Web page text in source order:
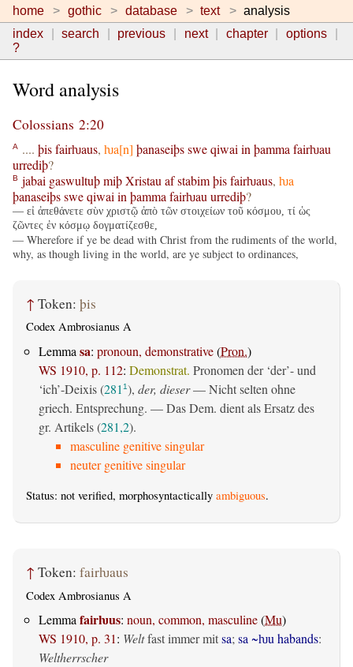
home gothic database text
analysis
index
search previous next chapter
options
?
Word analysis
Colossians 2:20
A .... þisfairƕaus, ƕa[n] þanaseiþssweqiwai in þamma fairƕau
urrediþ?
B jabai gaswultuþmiþXristau afstabimþisfairƕaus, ƕa
þanaseiþssweqiwai in þamma fairƕau urrediþ?
— εἰ ἀπεθάνετε σὺν χριστῷ ἀπὸ τῶν στοιχείων τοῦ κόσμου, τί ὡς
ζῶντες ἐν κόσμῳ δογματίζεσθε,
— Wherefore if ye be dead with Christ from the rudiments of the world,
why, as though living in the world, are ye subject to ordinances,
↑ Token: þis
Codex Ambrosianus A
Lemma sa: pronoun, demonstrative(Pron.)
WS 1910, p. 112: Demonstrat. Pronomen der ‘der’- und
‘ich’-Deixis (281 1), der, dieser— Nicht selten ohne
griech. Entsprechung. — Das Dem. dient als Ersatz des
gr. Artikels (281,2).
masculine genitive singular
neuter genitive singular
Status: not verified, morphosyntactically ambiguous.
↑ Token: fairƕaus
Codex Ambrosianus A
Lemma fairƕus: noun, common, masculine(Mu)
WS 1910, p. 31: Weltfast immer mitsa; sa ~ƕu habands:
Weltherrscher